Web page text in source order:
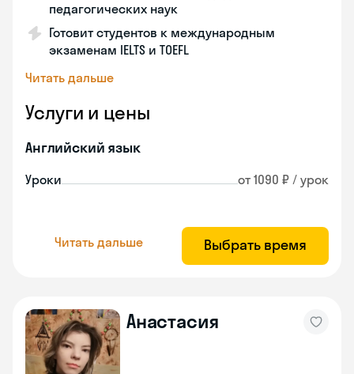
педагогических наук
Готовит студентов к международным
экзаменам IELTS и TOEFL
Читать дальше
Услуги и цены
Английский язык
Уроки от 1090 ₽ / урок
Читать дальше Выбрать время
Анастасия